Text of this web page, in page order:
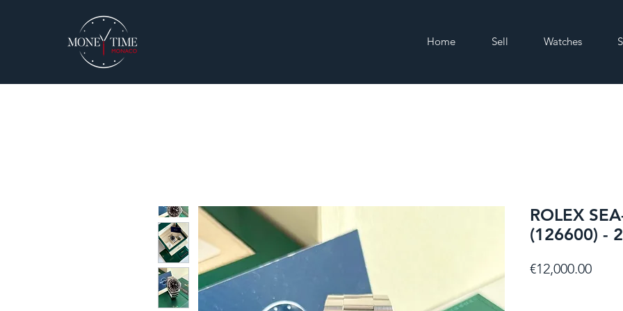
Home Sell Watches
ROLEX
(126600) -
€12,000.00Price